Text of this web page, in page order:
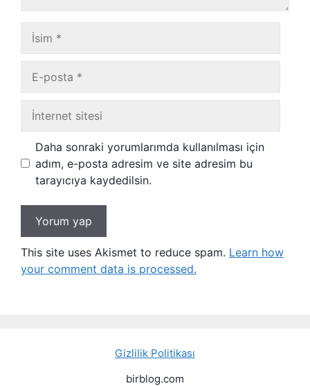
İsim
posta
İnternet
sitesi
Daha sonraki yorumlarımda kullanılması için
adım, e-posta adresim ve site adresim bu
tarayıcıya kaydedilsin.
This site uses Akismet to reduce spam. Learn how
your comment data is processed.
Gizlilik Politikası
birblog.com